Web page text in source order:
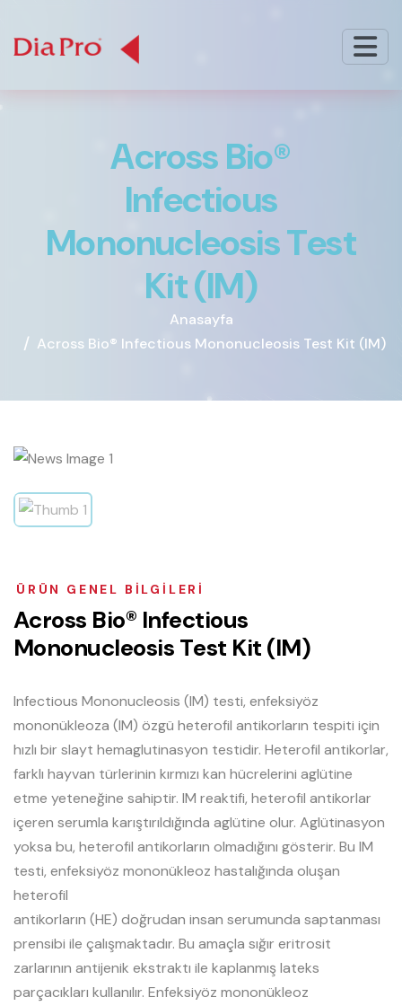
AcrossBio®
Infectious
MononucleosisTest
Kit(IM)
Anasayfa
Across Bio® Infectious Mononucleosis Test Kit (IM)
ÜRÜN GENEL BILGILERI
Across Bio® Infectious
Mononucleosis Test Kit (IM)
Infectious Mononucleosis (IM) testi, enfeksiyöz
mononükleoza (IM) özgü heterofil antikorların tespiti için
hızlı bir slayt hemaglutinasyon testidir. Heterofil antikorlar,
farklı hayvan türlerinin kırmızı kan hücrelerini aglütine
etme yeteneğine sahiptir. IM reaktifi, heterofil antikorlar
içeren serumla karıştırıldığında aglütine olur. Aglütinasyon
yoksa bu, heterofil antikorların olmadığını gösterir. Bu IM
testi, enfeksiyöz mononükleoz hastalığında oluşan
heterofil
antikorların (HE) doğrudan insan serumunda saptanması
prensibi ile çalışmaktadır. Bu amaçla sığır eritrosit
zarlarının antijenik ekstraktı ile kaplanmış lateks
parçacıkları kullanılır. Enfeksiyöz mononükleoz